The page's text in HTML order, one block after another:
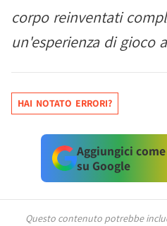
corpo reinventati
un'esperienza di gioco
HAI NOTATO ERRORI?
Aggiungici
su Google
Questo contenuto potrebbe